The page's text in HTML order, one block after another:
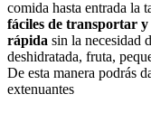
comida hasta entrada la
fáciles de transportar
rápida sin la necesidad
deshidratada, fruta,
De esta manera podrás
extenuantes